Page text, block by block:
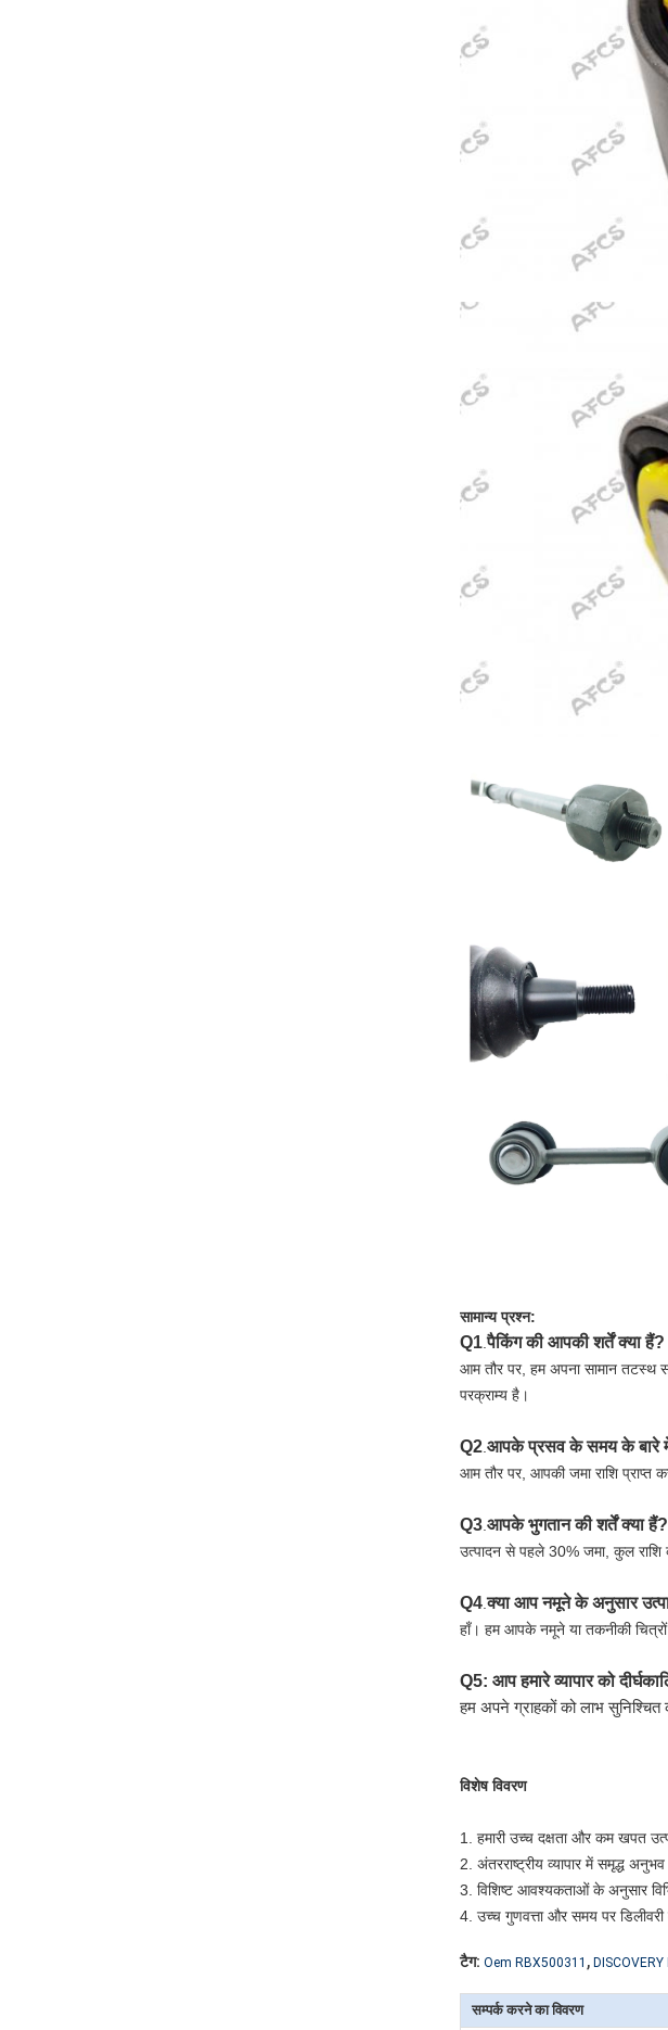
सामान्य प्रश्न:
Q1.पैकिंग की आपकी शर्तें क्या हैं?
आम तौर पर, हम अपना सामान
परक्राम्य है।
Q2 आपके प्रसव के समय के बारे
आम तौर पर, आपकी जमा राशि प्राप्त
Q3 आपके भुगतान की शर्तें क्या हैं?
उत्पादन से पहले 30% जमा, कुल राशि
Q4.क्या आप नमूने के अनुसार
हाँ। हम आपके नमूने या तकनीकी
Q5: आप हमारे व्यापार को
हम अपने ग्राहकों को लाभ
विशेष विवरण
1. हमारी उच्च दक्षता और कम खपत
2. अंतरराष्ट्रीय व्यापार में समृद्ध अनुभव
3. विशिष्ट आवश्यकताओं के अनुसार
4. उच्च गुणवत्ता और समय पर डिलीवरी
टैग: Oem RBX500311 ,
सम्पर्क करने का विवरण